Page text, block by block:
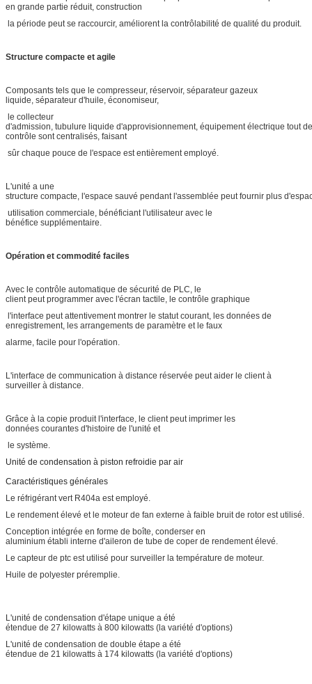
en grande partie réduit, construction
la période peut se raccourcir, améliorent la contrôlabilité de qualité du produit.
Structure compacte et agile
Composants tels que le compresseur, réservoir, séparateur gazeux
liquide, séparateur d'huile, économiseur,
le collecteur
d'admission, tubulure liquide d'approvisionnement, équipement électrique tout de
contrôle sont centralisés, faisant
sûr chaque pouce de l'espace est entièrement employé.
L'unité a une
structure compacte, l'espace sauvé pendant l'assemblée peut fournir plus
utilisation commerciale, bénéficiant l'utilisateur avec le
bénéfice supplémentaire.
Opération et commodité faciles
Avec le contrôle automatique de sécurité de PLC, le
client peut programmer avec l'écran tactile, le contrôle graphique
l'interface peut attentivement montrer le statut courant, les données de
enregistrement, les arrangements de paramètre et le faux
alarme, facile pour l'opération.
L'interface de communication à distance réservée peut aider le client à
surveiller à distance.
Grâce à la copie produit l'interface, le client peut imprimer les
données courantes d'histoire de l'unité et
le système.
Unité de condensation à piston refroidie par air
Caractéristiques générales
Le réfrigérant vert R404a est employé.
Le rendement élevé et le moteur de fan externe à faible bruit de rotor est utilisé.
Conception intégrée en forme de boîte, conderser en
aluminium établi interne d'aileron de tube de coper de rendement élevé.
Le capteur de ptc est utilisé pour surveiller la température de moteur.
Huile de polyester préremplie.
L'unité de condensation d'étape unique a été
étendue de 27 kilowatts à 800 kilowatts (la variété d'options)
L'unité de condensation de double étape a été
étendue de 21 kilowatts à 174 kilowatts (la variété d'options)